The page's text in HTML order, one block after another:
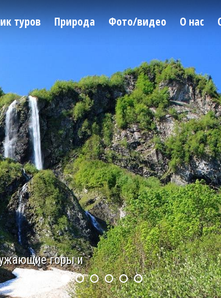
туров Природа Фото/видео О нас
горы и